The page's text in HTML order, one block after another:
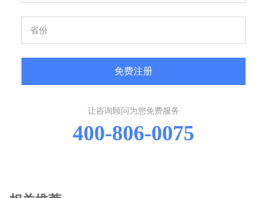
免费注册
让咨询顾问为您免费服务
400-806-0075